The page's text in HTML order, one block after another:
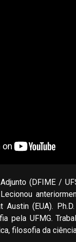
(DFIME /
Austin (EUA).
pela UFMG.
filosofia da